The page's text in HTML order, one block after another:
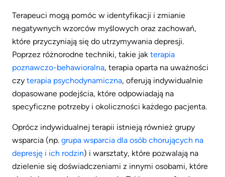
Terapeuci mogą pomóc w identyfikacji i zmianie
negatywnych wzorców myślowych oraz zachowań,
które przyczyniają się do utrzymywania depresji.
Poprzez różnorodne techniki, takie jak terapia
poznawczo-behawioralna, terapia oparta na uważności
czy terapia psychodynamiczna, oferują indywidualnie
dopasowane podejścia, które odpowiadają na
specyficzne potrzeby i okoliczności każdego pacjenta.
Oprócz indywidualnej terapii istnieją również grupy
wsparcia (np. grupa wsparcia dla osób chorujących na
depresję i ich rodzin) i warsztaty, które pozwalają na
dzielenie się doświadczeniami z innymi osobami, które